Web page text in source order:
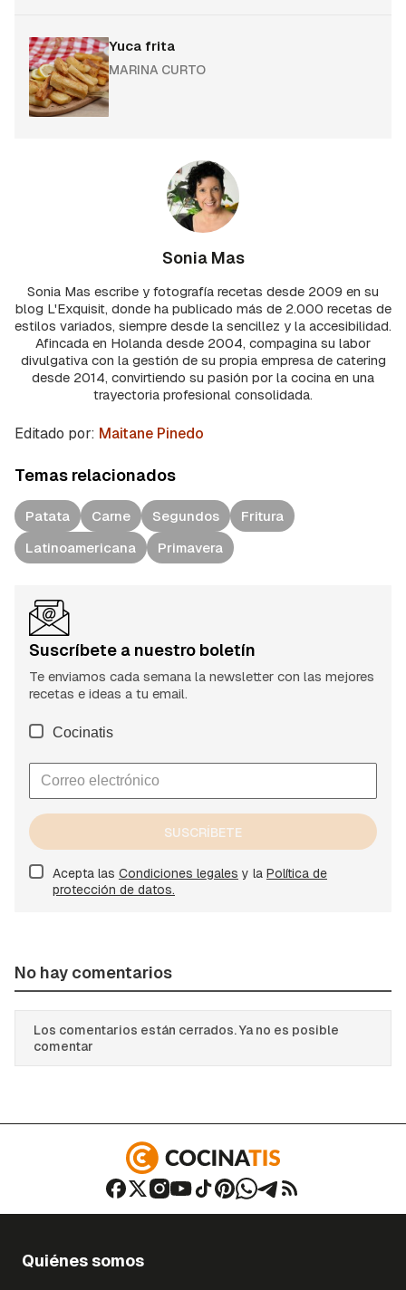
Yuca frita
MARINA CURTO
Sonia Mas
Sonia Mas escribe y fotografía recetas desde 2009 en su
blog L'Exquisit, donde ha publicado más de 2.000 recetas de
estilos variados, siempre desde la sencillez y la accesibilidad.
Afincada en Holanda desde 2004, compagina su labor
divulgativa con la gestión de su propia empresa de catering
desde 2014, convirtiendo su pasión por la cocina en una
trayectoria profesional consolidada.
Editado por: Maitane Pinedo
Temas relacionados
Patata Carne Segundos
Fritura
Latinoamericana
Primavera
Suscríbete a nuestro boletín
Te enviamos cada semana la newsletter con las mejores
recetas e ideas a tu email.
Cocinatis
SUSCRÍBETE
Acepta las Condiciones legales y la Política de
protección de datos.
No hay comentarios
Los comentarios están cerrados. Ya no es posible
comentar
Quiénes somos